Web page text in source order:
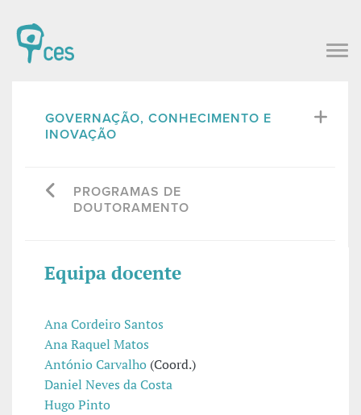
GOVERNAÇÃO, CONHECIMENTO E
INOVAÇÃO
PROGRAMAS DE
DOUTORAMENTO
Equipa docente
Ana Cordeiro Santos
Ana Raquel Matos
António Carvalho (Coord.)
Daniel Neves da Costa
Hugo Pinto